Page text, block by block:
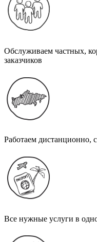
Обслуживаем частных,
заказчиков
Работаем дистанционно,
Все нужные услуги в